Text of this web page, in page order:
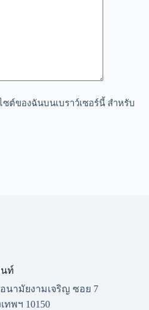
ต์ของฉันบนเบราว์เซอร์นี้ สำหรับ
นท์​
นามัยงามเจริญ ซอย 7
ทพฯ 10150